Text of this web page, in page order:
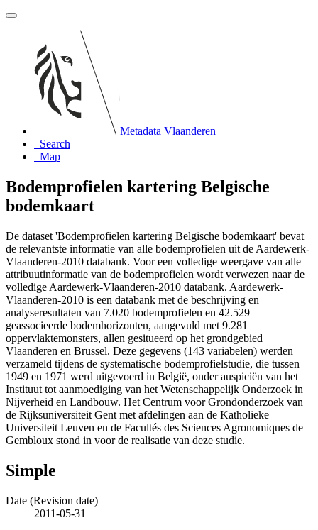
Metadata Vlaanderen
Search
Map
Bodemprofielen kartering Belgische
bodemkaart
De dataset 'Bodemprofielen kartering Belgische bodemkaart' bevat
de relevantste informatie van alle bodemprofielen uit de Aardewerk-
Vlaanderen-2010 databank. Voor een volledige weergave van alle
attribuutinformatie van de bodemprofielen wordt verwezen naar de
volledige Aardewerk-Vlaanderen-2010 databank. Aardewerk-
Vlaanderen-2010 is een databank met de beschrijving en
analyseresultaten van 7.020 bodemprofielen en 42.529
geassocieerde bodemhorizonten, aangevuld met 9.281
oppervlaktemonsters, allen gesitueerd op het grondgebied
Vlaanderen en Brussel. Deze gegevens (143 variabelen) werden
verzameld tijdens de systematische bodemprofielstudie, die tussen
1949 en 1971 werd uitgevoerd in België, onder auspiciën van het
Instituut tot aanmoediging van het Wetenschappelijk Onderzoek in
Nijverheid en Landbouw. Het Centrum voor Grondonderzoek van
de Rijksuniversiteit Gent met afdelingen aan de Katholieke
Universiteit Leuven en de Facultés des Sciences Agronomiques de
Gembloux stond in voor de realisatie van deze studie.
Simple
Date (Revision date)
2011-05-31